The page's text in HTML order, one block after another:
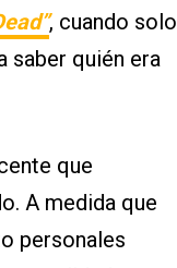
, cuando solo
saber quién era
que
A medida que
personales